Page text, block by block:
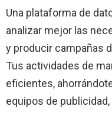
Una plataforma de
analizar mejor las
y producir campañas
Tus actividades de
eficientes,
equipos de